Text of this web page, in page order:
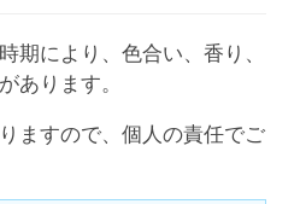
期により、色合い、香り、
あります。
ますので、個人の責任でご